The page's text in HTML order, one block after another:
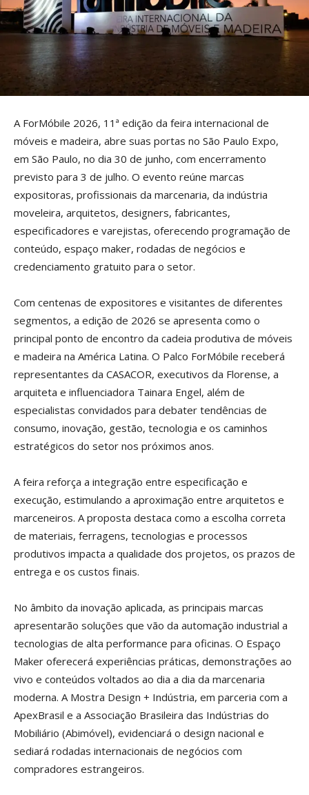
A ForMóbile 2026, 11ª edição da feira internacional de
móveis e madeira, abre suas portas no São Paulo Expo,
em São Paulo, no dia 30 de junho, com encerramento
previsto para 3 de julho. O evento reúne marcas
expositoras, profissionais da marcenaria, da indústria
moveleira, arquitetos, designers, fabricantes,
especificadores e varejistas, oferecendo programação de
conteúdo, espaço maker, rodadas de negócios e
credenciamento gratuito para o setor.
Com centenas de expositores e visitantes de diferentes
segmentos, a edição de 2026 se apresenta como o
principal ponto de encontro da cadeia produtiva de móveis
e madeira na América Latina. O Palco ForMóbile receberá
representantes da CASACOR, executivos da Florense, a
arquiteta e influenciadora Tainara Engel, além de
especialistas convidados para debater tendências de
consumo, inovação, gestão, tecnologia e os caminhos
estratégicos do setor nos próximos anos.
A feira reforça a integração entre especificação e
execução, estimulando a aproximação entre arquitetos e
marceneiros. A proposta destaca como a escolha correta
de materiais, ferragens, tecnologias e processos
produtivos impacta a qualidade dos projetos, os prazos de
entrega e os custos finais.
No âmbito da inovação aplicada, as principais marcas
apresentarão soluções que vão da automação industrial a
tecnologias de alta performance para oficinas. O Espaço
Maker oferecerá experiências práticas, demonstrações ao
vivo e conteúdos voltados ao dia a dia da marcenaria
moderna. A Mostra Design + Indústria, em parceria com a
ApexBrasil e a Associação Brasileira das Indústrias do
Mobiliário (Abimóvel), evidenciará o design nacional e
sediará rodadas internacionais de negócios com
compradores estrangeiros.